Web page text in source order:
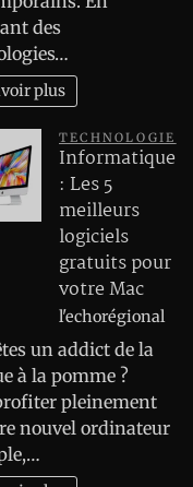
des
plus
TECHNOLOGIE
Informatique
: Les 5
meilleurs
logiciels
gratuits pour
votre Mac
l'echorégional
un addict de la
à la pomme ?
pleinement
nouvel ordinateur